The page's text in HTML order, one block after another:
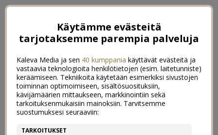
Käytämme evästeitä
tarjotaksemme parempia palveluja
Kaleva Media ja sen 40 kumppania käyttävät evästeitä ja
vastaavia teknologioita henkilötietojen (esim. laitetunniste)
keräämiseen. Tekniikoita käytetään esimerkiksi sivustojen
toiminnan optimoimiseen, sisältösuosituksiin,
kävijämäärien mittaukseen, markkinointiin sekä
tarkoituksenmukaisiin mainoksiin. Tarvitsemme
suostumuksesi seuraaviin:
TARKOITUKSET